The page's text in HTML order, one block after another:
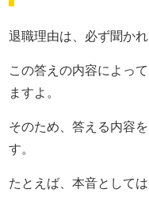
退職理由は、必ず聞かれ
この答えの内容によっ
ますよ。
そのため、答える内容
す。
たとえば、本音として